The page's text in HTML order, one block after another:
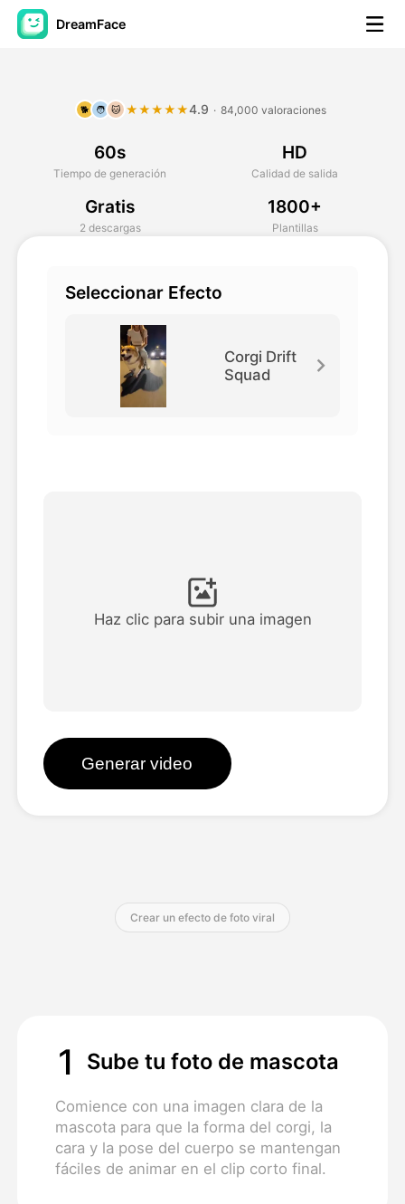
DreamFace
Avatar Video
Video de IA
Foto AI
Ver todas las plantillas
Blog
🐕 🧑 🐱 ★★★★★4.9 · 84,000 valoraciones
60s
Tiempo de generación
HD
Calidad de salida
Gratis
2 descargas
1800+
Plantillas
Seleccionar Efecto
Corgi Drift
Squad
Haz clic para subir una imagen
Generar video
Crear un efecto de foto viral
1 Sube tu foto de mascota
Comience con una imagen clara de la
mascota para que la forma del corgi, la
cara y la pose del cuerpo se mantengan
fáciles de animar en el clip corto final.